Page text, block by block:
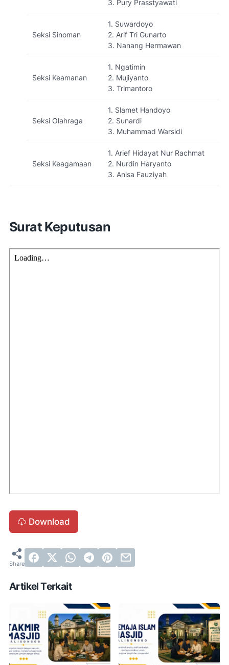
3. Pury Prasstyawati
Seksi Sinoman
1. Suwardoyo
2. Arif Tri Gunarto
3. Nanang Hermawan
Seksi Keamanan
1. Ngatimin
2. Mujiyanto
3. Trimantoro
Seksi Olahraga
1. Slamet Handoyo
2. Sunardi
3. Muhammad Warsidi
Seksi Keagamaan
1. Arief Hidayat Nur Rachmat
2. Nurdin Haryanto
3. Anisa Fauziyah
Surat Keputusan
Download
Artikel Terkait